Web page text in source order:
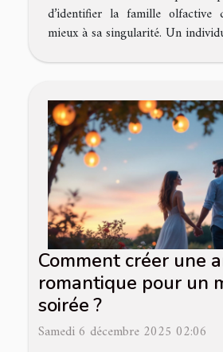
d’identifier la famille olfactive
mieux à sa singularité. Un
Comment créer une
romantique pour un
soirée ?
Samedi 6 décembre 2025 02:06